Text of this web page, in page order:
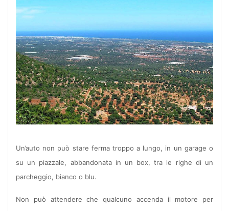
Un’auto non può stare ferma troppo a lungo, in un garage o
su un piazzale, abbandonata in un box, tra le righe di un
parcheggio, bianco o blu.
Non può attendere che qualcuno accenda il motore per